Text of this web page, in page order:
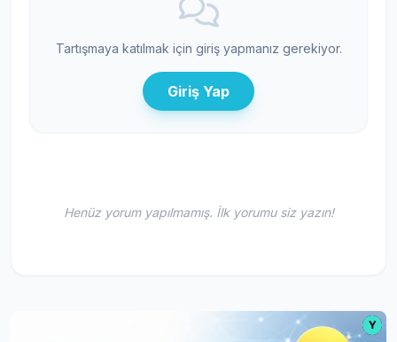
Tartışmaya katılmak için giriş yapmanız gerekiyor.
Giriş Yap
Henüz yorum yapılmamış. İlk yorumu siz yazın!